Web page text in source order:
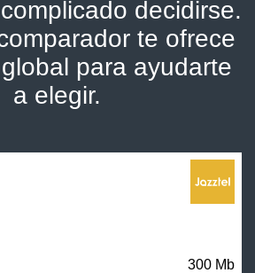
decidirse.
te ofrece
para ayudarte
a elegir.
300 Mb